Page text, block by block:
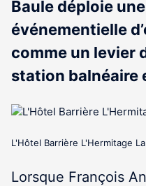
Baule déploie
événementielle
comme un levier
station balnéaire
L'Hôtel Barrière L'Hermitage La
Lorsque François